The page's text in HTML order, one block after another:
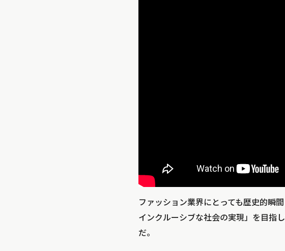
ファッション業界にとっても歴史的瞬
インクルーシブな社会の実現」を目指
だ。